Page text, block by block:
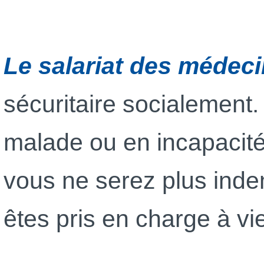
Le salariat des
sécuritaire
malade ou en
vous ne serez plus
êtes pris en charge à